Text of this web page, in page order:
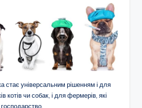
стає універсальним рішенням і для
котів чи собак, і для фермерів, які